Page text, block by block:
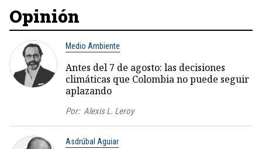
Opinión
Medio Ambiente
Antes del 7 de agosto: las decisiones
climáticas que Colombia no puede seguir
aplazando
Por: Alexis L. Leroy
Asdrúbal Aguiar